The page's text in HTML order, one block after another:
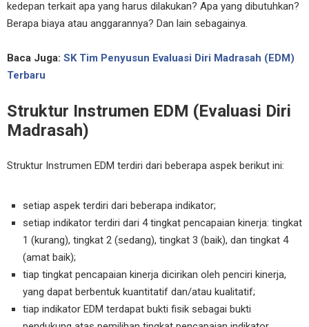
kedepan terkait apa yang harus dilakukan? Apa yang dibutuhkan?
Berapa biaya atau anggarannya? Dan lain sebagainya.
Baca Juga: SK Tim Penyusun Evaluasi Diri Madrasah (EDM)
Terbaru
Struktur Instrumen EDM (Evaluasi Diri
Madrasah)
Struktur Instrumen EDM terdiri dari beberapa aspek berikut ini:
setiap aspek terdiri dari beberapa indikator;
setiap indikator terdiri dari 4 tingkat pencapaian kinerja: tingkat
1 (kurang), tingkat 2 (sedang), tingkat 3 (baik), dan tingkat 4
(amat baik);
tiap tingkat pencapaian kinerja dicirikan oleh penciri kinerja,
yang dapat berbentuk kuantitatif dan/atau kualitatif;
tiap indikator EDM terdapat bukti fisik sebagai bukti